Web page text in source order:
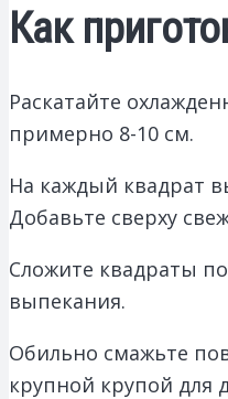
Как
Раскатайте
примерно 8-10 см.
На каждый квадрат
Добавьте сверху
Сложите квадраты
выпекания.
Обильно смажьте
крупной крупой для